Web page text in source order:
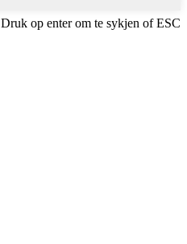
Druk op enter om te sykjen of ESC